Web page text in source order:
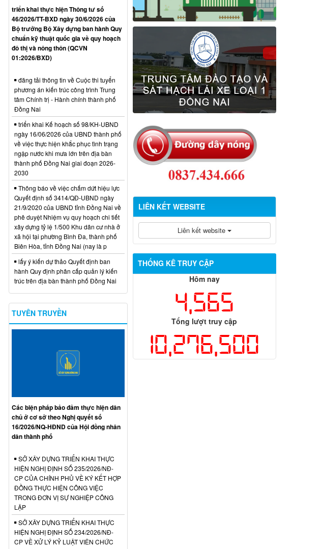
LIÊN KẾT WEBSITE
Liên kết website
THỐNG KÊ TRUY CẬP
Hôm nay
4,565
Tổng lượt truy cập
10,276,500
triển khai thực hiện Thông tư số
46/2026/TT-BXD ngày 30/6/2026 của
Bộ trưởng Bộ Xây dựng ban hành Quy
chuẩn kỹ thuật quốc gia về quy hoạch
đô thị và nông thôn (QCVN
01:2026/BXD)
đăng tải thông tin về Cuộc thi tuyển
phương án kiến trúc công trình Trung
tâm Chính trị - Hành chính thành phố
Đồng Nai
triển khai Kế hoạch số 98/KH-UBND
ngày 16/06/2026 của UBND thành phố
về việc thực hiện khắc phục tình trạng
ngập nước khi mưa lớn trên địa bàn
thành phố Đồng Nai giai đoạn 2026-
2030
Thông báo về việc chấm dứt hiệu lực
Quyết định số 3414/QĐ-UBND ngày
21/9/2020 của UBND tỉnh Đồng Nai về
phê duyệt Nhiệm vụ quy hoạch chi tiết
xây dựng tỷ lệ 1/500 Khu dân cư nhà ở
xã hội tại phường Bình Đa, thành phố
Biên Hòa, tỉnh Đồng Nai (nay là p
lấy ý kiến dự thảo Quyết định ban
hành Quy định phân cấp quản lý kiến
trúc trên địa bàn thành phố Đồng Nai
TUYÊN TRUYỀN
Các biện pháp bảo đảm thực hiện dân
chủ ở cơ sở theo Nghị quyết số
16/2026/NQ-HĐND của Hội đồng nhân
dân thành phố
SỞ XÂY DỰNG TRIỂN KHAI THỰC
HIỆN NGHỊ ĐỊNH SỐ 235/2026/NĐ-
CP CỦA CHÍNH PHỦ VỀ KÝ KẾT HỢP
ĐỒNG THỰC HIỆN CÔNG VIỆC
TRONG ĐƠN VỊ SỰ NGHIỆP CÔNG
LẬP
SỞ XÂY DỰNG TRIỂN KHAI THỰC
HIỆN NGHỊ ĐỊNH SỐ 234/2026/NĐ-
CP VỀ XỬ LÝ KỶ LUẬT VIÊN CHỨC